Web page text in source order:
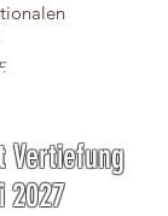
Vertiefung
2027